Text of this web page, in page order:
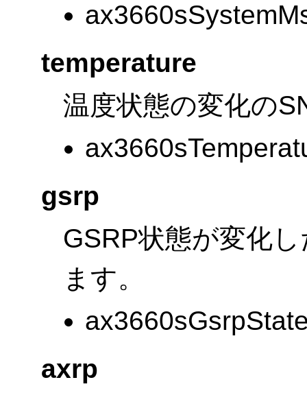
temperature
温度状態の変化の
gsrp
GSRP状態が変化
ます。
axrp